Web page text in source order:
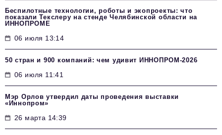
Беспилотные технологии, роботы и экопроекты: что
показали Текслеру на стенде Челябинской области на
ИННОПРОМЕ
06 июля 13:14
50 стран и 900 компаний: чем удивит ИННОПРОМ‑2026
06 июля 11:41
Мэр Орлов утвердил даты проведения выставки
«Иннопром»
26 марта 14:39